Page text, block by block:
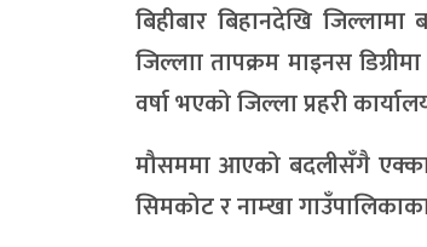
बिहीबार बिहानदेखि
जिल्लाा तापक्रम माइनस
वर्षा भएको जिल्ला प्रहरी
मौसममा आएको बदलीसँगै
सिमकोट र नाम्खा